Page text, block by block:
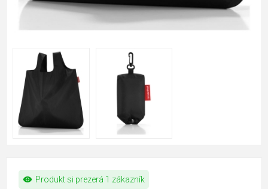
visibility Produkt si prezerá 1 zákazník